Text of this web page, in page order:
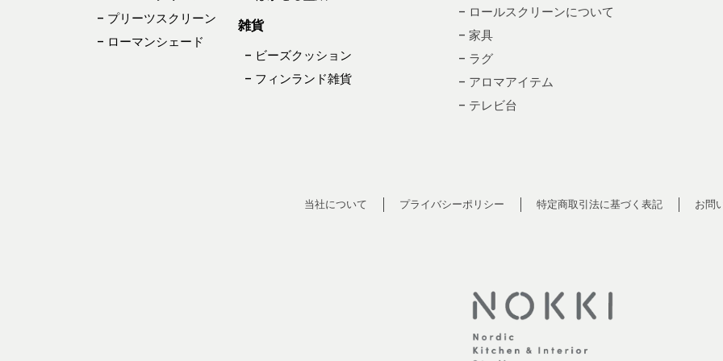
– プリーツスクリーン
– ローマンシェード
雑貨
– ビーズクッション
– フィンランド雑貨
– ロールスクリーンについて
– 家具
– ラグ
– アロマアイテム
– テレビ台
当社について プライバシーポリシー 特定商取引法に基づく表記 お問